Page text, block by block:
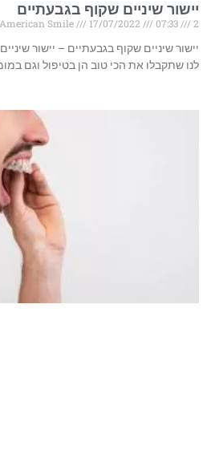
יישור שיניים שקוף בגבעתיים
American Smile 17/07/2022 07:33
2 תגובות
יישור שיניים שקוף בגבעתיים – יישור
לנו שתקבלו את הכי טוב הן בטיפול וגם